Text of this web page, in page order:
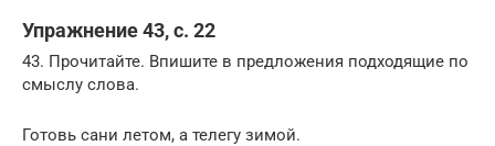
Упражнение 43, с. 22
43. Прочитайте. Впишите в предложения подходящие по
смыслу слова.
Готовь сани летом, а телегу зимой.